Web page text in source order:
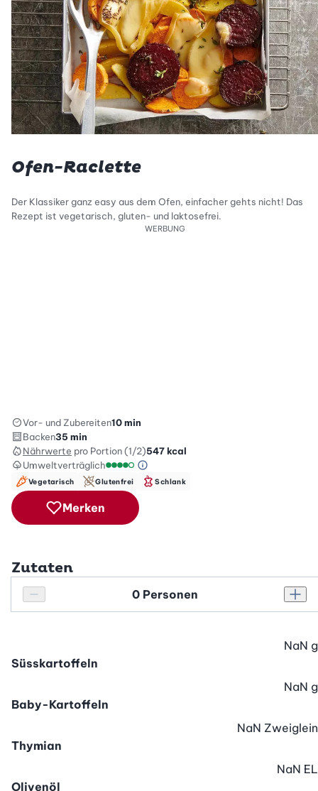
Ofen-Raclette
Der Klassiker ganz easy aus dem Ofen, einfacher gehts nicht! Das
Rezept ist vegetarisch, gluten- und laktosefrei.
WERBUNG
Vor- und Zubereiten10 min
Backen35 min
Nährwerte pro Portion (1/2)547kcal
Umweltverträglich
Umweltverträglichkeitsskala: 4 von 5
Green Betty Skala Info
Vegetarisch Glutenfrei Schlank
Merken
Zutaten
Personenanzahl verringern
Personenanzahl
Süsskartoffeln
NaN g
Baby-Kartoffeln
NaN g
Thymian
NaN Zweiglein
Olivenöl
NaN EL